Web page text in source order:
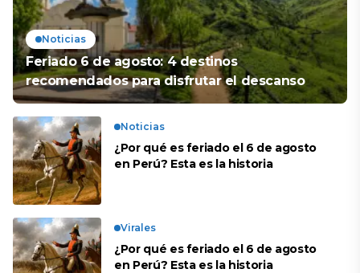
Noticias
Feriado 6 de agosto: 4 destinos
recomendados para disfrutar el descanso
Noticias
¿Por qué es feriado el 6 de agosto
en Perú? Esta es la historia
Virales
¿Por qué es feriado el 6 de agosto
en Perú? Esta es la historia